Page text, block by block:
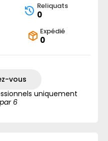
Reliquats
0
Expédié
0
vous
uniquement
6